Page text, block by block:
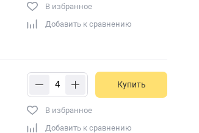
В избранное
Добавить к сравнению
Купить
В избранное
Добавить к сравнению